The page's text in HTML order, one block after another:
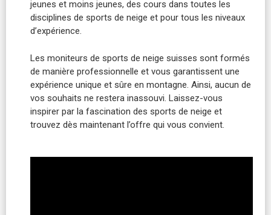
jeunes et moins jeunes, des cours dans toutes les
disciplines de sports de neige et pour tous les niveaux
d’expérience.
Les moniteurs de sports de neige suisses sont formés
de manière professionnelle et vous garantissent une
expérience unique et sûre en montagne. Ainsi, aucun de
vos souhaits ne restera inassouvi. Laissez-vous
inspirer par la fascination des sports de neige et
trouvez dès maintenant l’offre qui vous convient.